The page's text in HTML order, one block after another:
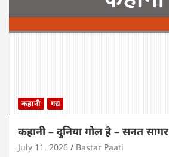
कहानी गद्य
कहानी – दुनिया गोल है – सनत सागर
July 11, 2026 Bastar Paati